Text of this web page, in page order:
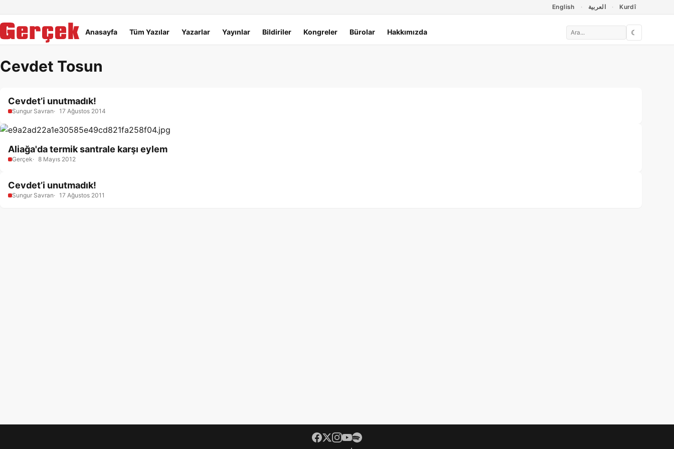
English العربية Kurdî
Ana menü
Anasayfa Tüm Yazılar Yazarlar Yayınlar Bildiriler Kongreler Bürolar Hakkımızda ☾
Cevdet Tosun
Cevdet’i unutmadık!
Sungur Savran 17 Ağustos 2014
Aliağa'da termik santrale karşı eylem
Gerçek 8 Mayıs 2012
Cevdet’i unutmadık!
Sungur Savran 17 Ağustos 2011